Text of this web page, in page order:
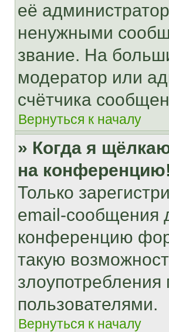
её
ненужными
звание. На
модератор или
счётчика
Вернуться к началу
» Когда я
на конференцию!
Только
email-сообщения
конференцию
такую
пользователями.
Вернуться к началу